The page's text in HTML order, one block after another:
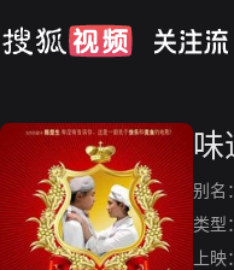
味
别名：
类型：
上映：